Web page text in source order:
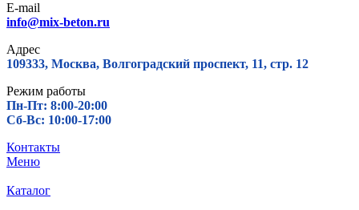
E-mail
info@mix-beton.ru
Адрес
109333, Москва, Волгоградский проспект, 11, стр. 12
Режим работы
Пн-Пт: 8:00-20:00
Сб-Вс: 10:00-17:00
Контакты
Меню
Каталог